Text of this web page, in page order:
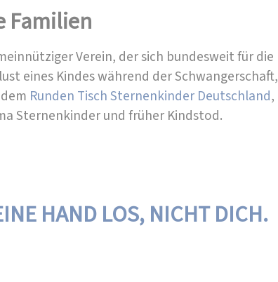
Familien
Verein, der sich bundesweit für die
eines Kindes während der Schwangerschaft,
Runden Tisch Sternenkinder Deutschland,
Sternenkinder und früher Kindstod.
HAND LOS, NICHT DICH.